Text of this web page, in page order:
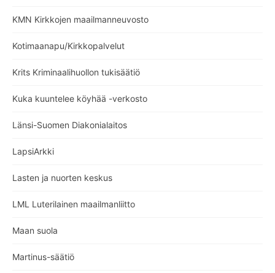
KMN Kirkkojen maailmanneuvosto
Kotimaanapu/Kirkkopalvelut
Krits Kriminaalihuollon tukisäätiö
Kuka kuuntelee köyhää -verkosto
Länsi-Suomen Diakonialaitos
LapsiArkki
Lasten ja nuorten keskus
LML Luterilainen maailmanliitto
Maan suola
Martinus-säätiö